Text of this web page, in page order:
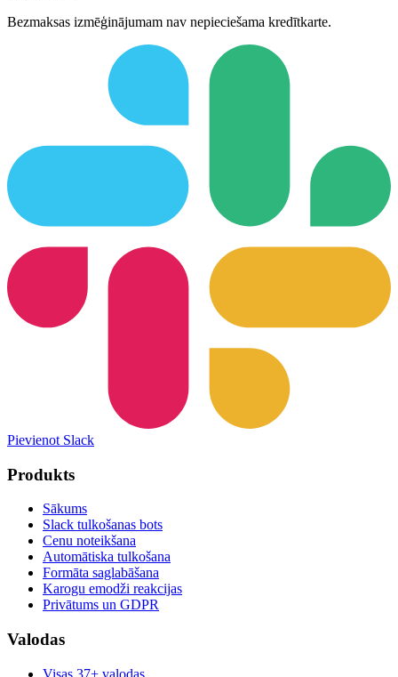
Bezmaksas izmēģinājumam nav nepieciešama kredītkarte.
Pievienot Slack
Produkts
Sākums
Slack tulkošanas bots
Cenu noteikšana
Automātiska tulkošana
Formāta saglabāšana
Karogu emodži reakcijas
Privātums un GDPR
Valodas
Visas 37+ valodas